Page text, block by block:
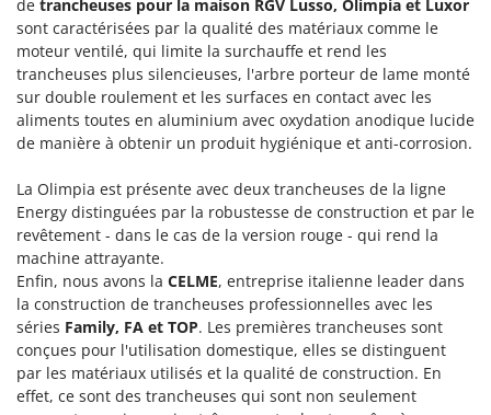
de trancheuses pour la maison RGV Lusso, Olimpia et Luxor
sont caractérisées par la qualité des matériaux comme le
moteur ventilé, qui limite la surchauffe et rend les
trancheuses plus silencieuses, l'arbre porteur de lame monté
sur double roulement et les surfaces en contact avec les
aliments toutes en aluminium avec oxydation anodique lucide
de manière à obtenir un produit hygiénique et anti-corrosion.
La Olimpia est présente avec deux trancheuses de la ligne
Energy distinguées par la robustesse de construction et par le
revêtement - dans le cas de la version rouge - qui rend la
machine attrayante.
Enfin, nous avons la CELME, entreprise italienne leader dans
la construction de trancheuses professionnelles avec les
séries Family, FA et TOP. Les premières trancheuses sont
conçues pour l'utilisation domestique, elles se distinguent
par les matériaux utilisés et la qualité de construction. En
effet, ce sont des trancheuses qui sont non seulement